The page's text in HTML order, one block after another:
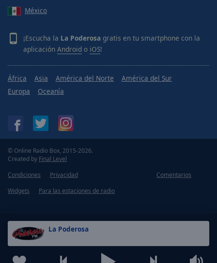
La Poderosa
México
¡Escucha la La Poderosa gratis en tu smartphone con la
aplicación Android o iOS!
África Asia América del Norte
América del Sur
Europa
Oceanía
© Online Radio Box, 2015-2026.
Created by Final Level
Condiciones
Privacidad
Comentarios
Widgets
Para las estaciones de radio